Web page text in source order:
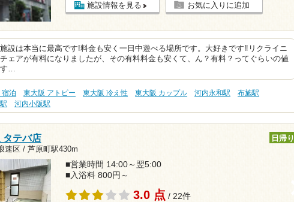
施設情報を見る お気に入りに追加
施設は本当に最高です!料金も安く一日中遊べる場所です。大好きです‼︎リクライニ
ェアが有料になりましたが、その有料料金も安くて、ん？有料？ってぐらいの値
…
宿泊 東大阪 アトピー 東大阪 冷え性 東大阪 カップル 河内永和駅
布施駅
河内小阪駅
タテバ店
速区 / 芦原町駅430m
日帰り
■営業時間 14:00～翌5:00
■入浴料 800円～
3.0 点 / 22件